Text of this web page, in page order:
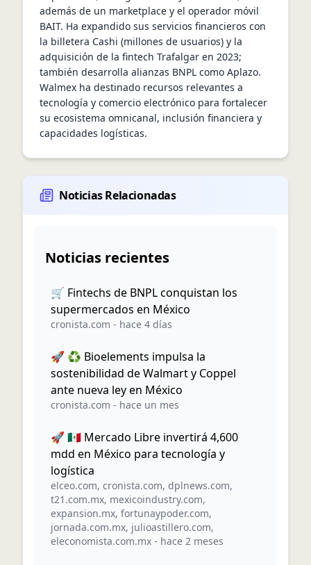
además de un marketplace y el operador móvil
BAIT. Ha expandido sus servicios financieros con
la billetera Cashi (millones de usuarios) y la
adquisición de la fintech Trafalgar en 2023;
también desarrolla alianzas BNPL como Aplazo.
Walmex ha destinado recursos relevantes a
tecnología y comercio electrónico para fortalecer
su ecosistema omnicanal, inclusión financiera y
capacidades logísticas.
Noticias Relacionadas
Noticias recientes
🛒 Fintechs de BNPL conquistan los
supermercados en México
cronista.com - hace 4 días
🚀 ♻️ Bioelements impulsa la
sostenibilidad de Walmart y Coppel
ante nueva ley en México
cronista.com - hace un mes
🚀 🇲🇽 Mercado Libre invertirá 4,600
mdd en México para tecnología y
logística
elceo.com, cronista.com, dplnews.com,
t21.com.mx, mexicoindustry.com,
expansion.mx, fortunaypoder.com,
jornada.com.mx, julioastillero.com,
eleconomista.com.mx - hace 2 meses